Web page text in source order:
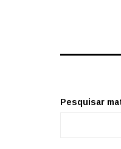
Pesquisar